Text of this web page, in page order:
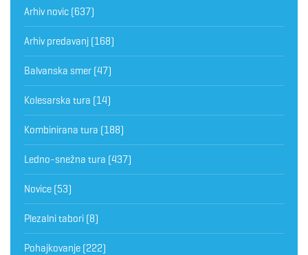
Arhiv novic (637)
Arhiv predavanj (168)
Balvanska smer (47)
Kolesarska tura (14)
Kombinirana tura (188)
Ledno-snežna tura (437)
Novice (53)
Plezalni tabori (8)
Pohajkovanje (222)